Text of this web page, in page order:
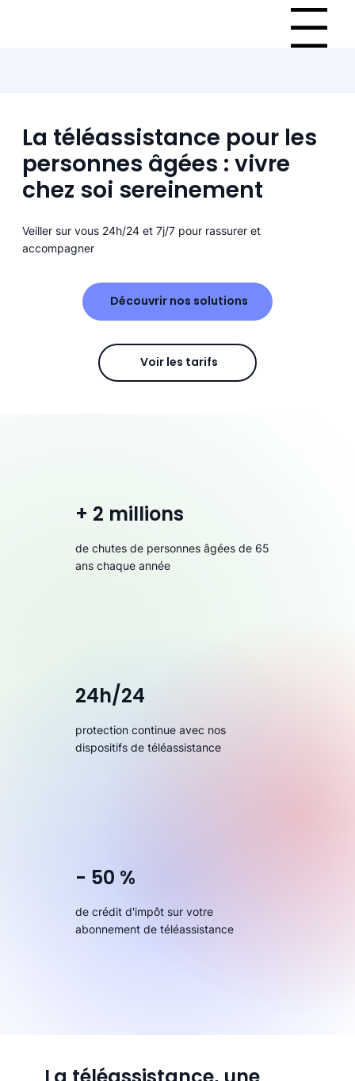
Menu
La téléassistance pour les
personnes âgées : vivre
chez soi sereinement
Veiller sur vous 24h/24 et 7j/7 pour rassurer et
accompagner
Découvrir nos solutions
Voir les tarifs
+ 2 millions
de chutes de personnes âgées de 65
ans chaque année
24h/24
protection continue avec nos
dispositifs de téléassistance
- 50 %
de crédit d'impôt sur votre
abonnement de téléassistance